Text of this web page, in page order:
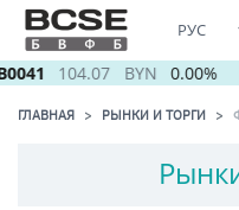
104.07 BYN 0.00%
ГЛАВНАЯ РЫНКИ И ТОРГИ